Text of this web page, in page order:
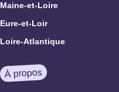
Maine-et-Loire
Eure-et-Loir
Loire-Atlantique
À propos